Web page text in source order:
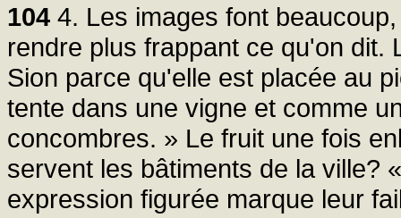
104 4. Les images font
rendre plus frappant ce qu'on dit.
Sion parce qu'elle est placée au
tente dans une vigne et comme
concombres. » Le fruit une fois
servent les bâtiments de la ville?
expression figurée marque leur